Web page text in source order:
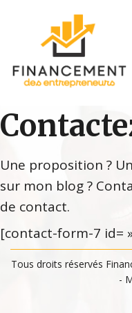
Une proposition ?
sur mon blog ?
de contact.
[contact-form-7 id=
Tous droits réservés
-